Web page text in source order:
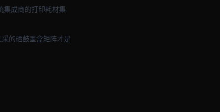
集成商的打印耗材集
的硒鼓墨盒矩阵才是